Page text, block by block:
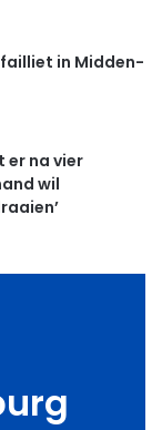
in Midden-
er na vier
wil